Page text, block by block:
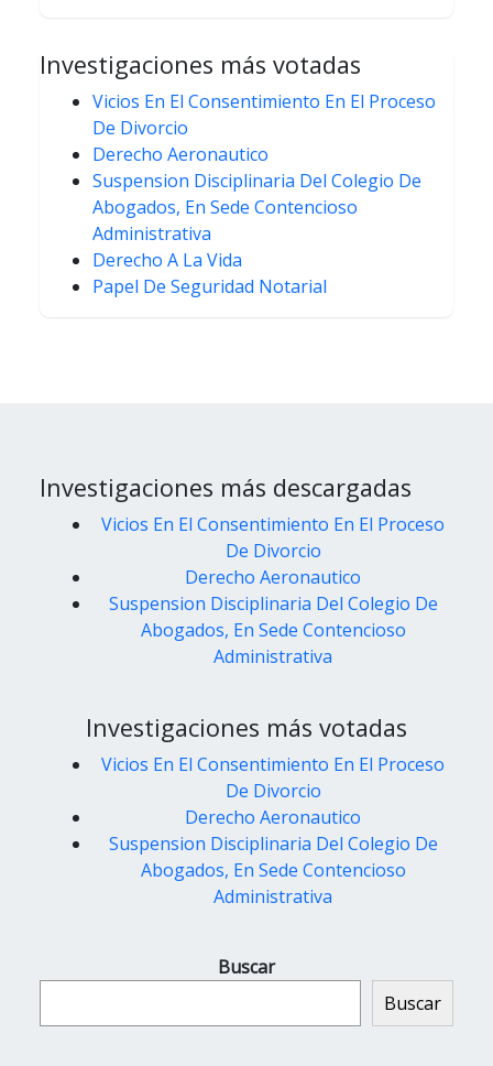
Investigaciones más votadas
Vicios En El Consentimiento En El Proceso
De Divorcio
Derecho Aeronautico
Suspension Disciplinaria Del Colegio De
Abogados, En Sede Contencioso
Administrativa
Derecho A La Vida
Papel De Seguridad Notarial
Investigaciones más descargadas
Vicios En El Consentimiento En El Proceso
De Divorcio
Derecho Aeronautico
Suspension Disciplinaria Del Colegio De
Abogados, En Sede Contencioso
Administrativa
Investigaciones más votadas
Vicios En El Consentimiento En El Proceso
De Divorcio
Derecho Aeronautico
Suspension Disciplinaria Del Colegio De
Abogados, En Sede Contencioso
Administrativa
Buscar
Buscar